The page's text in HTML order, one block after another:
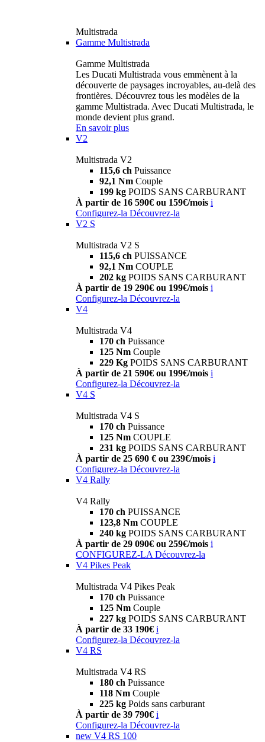
Multistrada
Gamme Multistrada
Gamme Multistrada
Les Ducati Multistrada vous emmènent à la
découverte de paysages incroyables, au-delà des
frontières. Découvrez tous les modèles de la
gamme Multistrada. Avec Ducati Multistrada, le
monde devient plus grand.
En savoir plus
V2
Multistrada V2
115,6 ch Puissance
92,1 Nm Couple
199 kg POIDS SANS CARBURANT
À partir de 16 590€ ou 159€/mois i
Configurez-la Découvrez-la
V2 S
Multistrada V2 S
115,6 ch PUISSANCE
92,1 Nm COUPLE
202 kg POIDS SANS CARBURANT
À partir de 19 290€ ou 199€/mois i
Configurez-la Découvrez-la
V4
Multistrada V4
170 ch Puissance
125 Nm Couple
229 Kg POIDS SANS CARBURANT
À partir de 21 590€ ou 199€/mois i
Configurez-la Découvrez-la
V4 S
Multistrada V4 S
170 ch Puissance
125 Nm COUPLE
231 kg POIDS SANS CARBURANT
À partir de 25 690 € ou 239€/mois i
Configurez-la Découvrez-la
V4 Rally
V4 Rally
170 ch PUISSANCE
123,8 Nm COUPLE
240 kg POIDS SANS CARBURANT
À partir de 29 090€ ou 259€/mois i
CONFIGUREZ-LA Découvrez-la
V4 Pikes Peak
Multistrada V4 Pikes Peak
170 ch Puissance
125 Nm Couple
227 kg POIDS SANS CARBURANT
À partir de 33 190€ i
Configurez-la Découvrez-la
V4 RS
Multistrada V4 RS
180 ch Puissance
118 Nm Couple
225 kg Poids sans carburant
À partir de 39 790€ i
Configurez-la Découvrez-la
new V4 RS 100